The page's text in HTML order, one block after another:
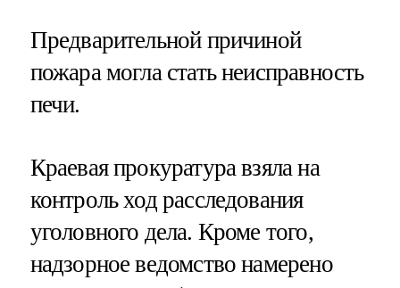
Предварительной причиной
пожара могла стать неисправность
печи.
Краевая прокуратура взяла на
контроль ход расследования
уголовного дела. Кроме того,
надзорное ведомство намерено